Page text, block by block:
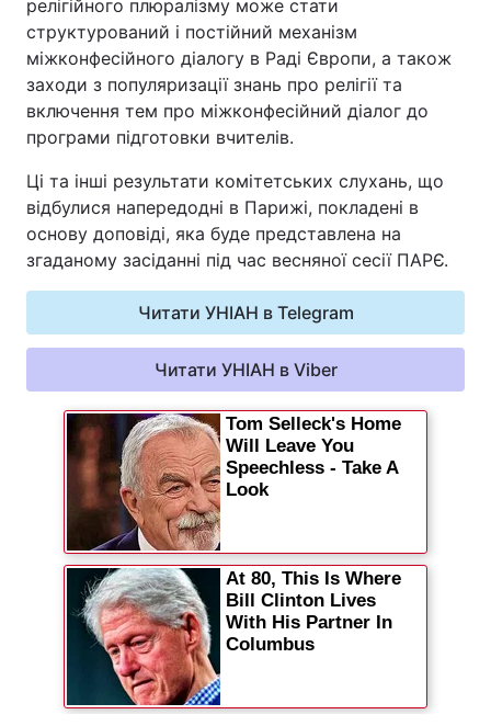
Реклама на сайті Фотобанк
Моніторинг Пресцентр
релігійного плюралізму може стати
структурований і постійний механізм
міжконфесійного діалогу в Раді Європи, а також
заходи з популяризації знань про релігії та
включення тем про міжконфесійний діалог до
програми підготовки вчителів.
Ці та інші результати комітетських слухань, що
відбулися напередодні в Парижі, покладені в
основу доповіді, яка буде представлена на
згаданому засіданні під час весняної сесії ПАРЄ.
Читати УНІАН в Telegram
Читати УНІАН в Viber